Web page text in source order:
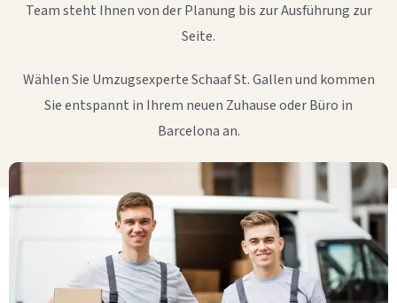
Team steht Ihnen von der Planung bis zur Ausführung zur
Seite.
Wählen Sie Umzugsexperte Schaaf St. Gallen und kommen
Sie entspannt in Ihrem neuen Zuhause oder Büro in
Barcelona an.